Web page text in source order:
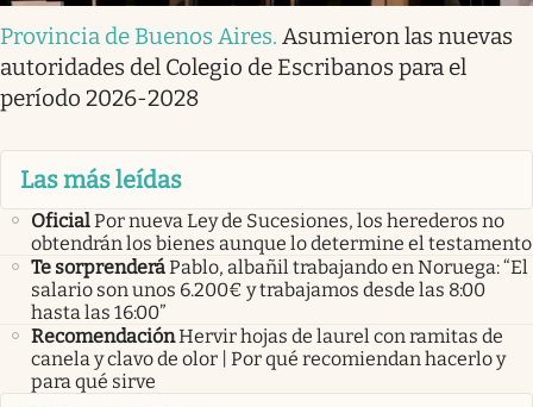
Provincia de Buenos Aires. Asumieron las nuevas
autoridades del Colegio de Escribanos para el
período 2026-2028
Las más leídas
OficialPor nueva Ley de Sucesiones, los herederos no
obtendrán los bienes aunque lo determine el testamento
Te sorprenderáPablo, albañil trabajando en Noruega: “El
salario son unos 6.200€ y trabajamos desde las 8:00
hasta las 16:00”
RecomendaciónHervir hojas de laurel con ramitas de
canela y clavo de olor | Por qué recomiendan hacerlo y
para qué sirve